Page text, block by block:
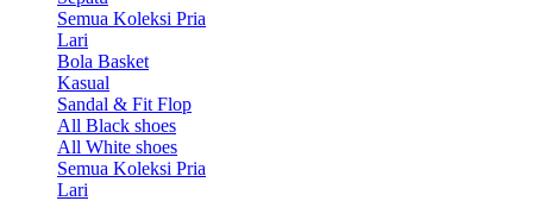
Semua Koleksi Pria
Lari
Bola Basket
Kasual
Sandal & Fit Flop
All Black shoes
All White shoes
Semua Koleksi Pria
Lari